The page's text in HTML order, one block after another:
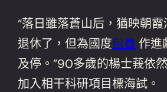
“落日雖落蒼山后，猶映朝
退休了，但為國度包養 作進
及停。”90多歲的楊士莪依
加入相干科研項目標海試。